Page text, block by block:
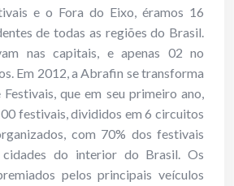
e o Fora do Eixo, éramos 16
de todas as regiões do Brasil.
nas capitais, e apenas 02 no
Em 2012, a Abrafin se transforma
que em seu primeiro ano,
festivais, divididos em 6 circuitos
com 70% dos festivais
cidades do interior do Brasil. Os
pelos principais veículos